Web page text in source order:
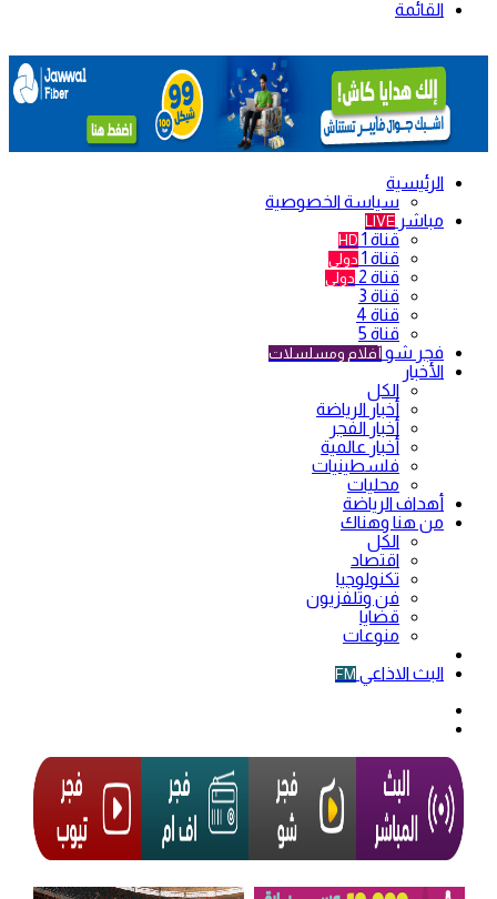
القائمة
الرئيسية
سياسة الخصوصية
مباشر LIVE
قناة 1 HD
قناة 1 دولي
قناة 2 دولي
قناة 3
قناة 4
قناة 5
فجر شو أفلام ومسلسلات
الأخبار
الكل
أخبار الرياضة
أخبار الفجر
أخبار عالمية
فلسطينيات
محليات
أهداف الرياضة
من هنا وهناك
الكل
اقتصاد
تكنولوجيا
فن وتلفزيون
قضايا
منوعات
البث الاذاعي FM